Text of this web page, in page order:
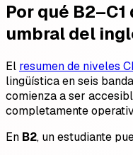
Por qué
umbral del
El resumen de niveles
lingüística en seis
comienza a ser
completamente
En B2, un estudiante